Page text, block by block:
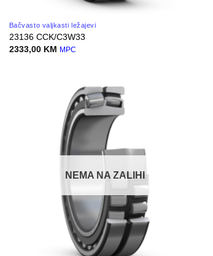
Bačvasto valjkasti ležajevi
23136 CCK/C3W33
2333,00 KM MPC
NEMA NA ZALIHI